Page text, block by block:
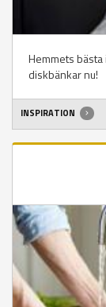
Hemmets
diskbänkar nu!
INSPIRATION